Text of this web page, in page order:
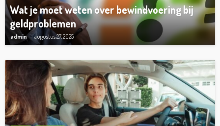
Wat je moet weten over bewindvoering bij
geldproblemen
admin augustus 27, 2025